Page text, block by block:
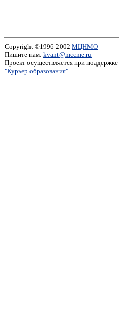
Copyright ©1996-2002 МЦНМО
Пишите нам: kvant@mccme.ru
Проект осуществляется при поддержке
"Курьер образования"